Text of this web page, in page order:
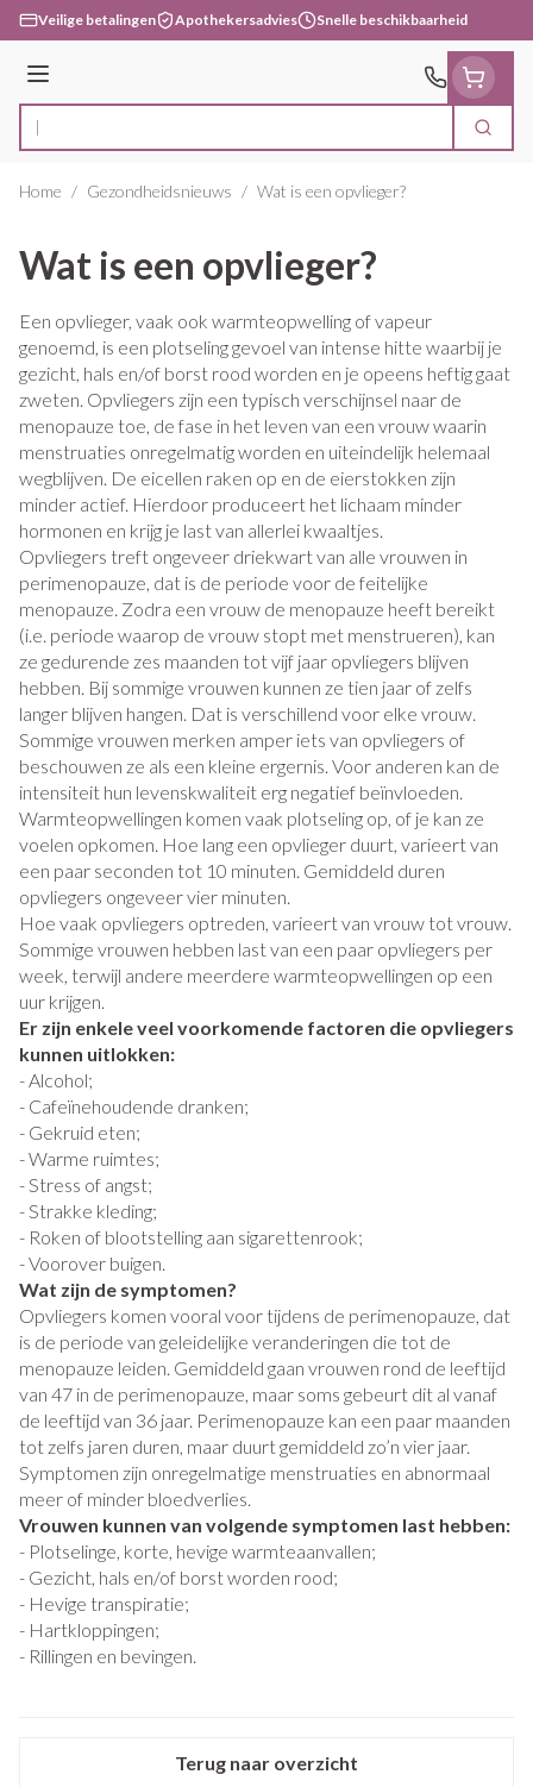
Ga naar de inhoud
Veilige betalingen Apothekersadvies Snelle beschikbaarheid
Menu
Product, merk, categorie... Zoek
Home / Gezondheidsnieuws / Wat is een opvlieger?
Wat is een opvlieger?
Een opvlieger, vaak ook warmteopwelling of vapeur
genoemd, is een plotseling gevoel van intense hitte waarbij je
gezicht, hals en/of borst rood worden en je opeens heftig gaat
zweten. Opvliegers zijn een typisch verschijnsel naar de
menopauze toe, de fase in het leven van een vrouw waarin
menstruaties onregelmatig worden en uiteindelijk helemaal
wegblijven. De eicellen raken op en de eierstokken zijn
minder actief. Hierdoor produceert het lichaam minder
hormonen en krijg je last van allerlei kwaaltjes.
Opvliegers treft ongeveer driekwart van alle vrouwen in
perimenopauze, dat is de periode voor de feitelijke
menopauze. Zodra een vrouw de menopauze heeft bereikt
(i.e. periode waarop de vrouw stopt met menstrueren), kan
ze gedurende zes maanden tot vijf jaar opvliegers blijven
hebben. Bij sommige vrouwen kunnen ze tien jaar of zelfs
langer blijven hangen. Dat is verschillend voor elke vrouw.
Sommige vrouwen merken amper iets van opvliegers of
beschouwen ze als een kleine ergernis. Voor anderen kan de
intensiteit hun levenskwaliteit erg negatief beïnvloeden.
Warmteopwellingen komen vaak plotseling op, of je kan ze
voelen opkomen. Hoe lang een opvlieger duurt, varieert van
een paar seconden tot 10 minuten. Gemiddeld duren
opvliegers ongeveer vier minuten.
Hoe vaak opvliegers optreden, varieert van vrouw tot vrouw.
Sommige vrouwen hebben last van een paar opvliegers per
week, terwijl andere meerdere warmteopwellingen op een
uur krijgen.
Er zijn enkele veel voorkomende factoren die opvliegers
kunnen uitlokken:
- Alcohol;
- Cafeïnehoudende dranken;
- Gekruid eten;
- Warme ruimtes;
- Stress of angst;
- Strakke kleding;
- Roken of blootstelling aan sigarettenrook;
- Voorover buigen.
Wat zijn de symptomen?
Opvliegers komen vooral voor tijdens de perimenopauze, dat
is de periode van geleidelijke veranderingen die tot de
menopauze leiden. Gemiddeld gaan vrouwen rond de leeftijd
van 47 in de perimenopauze, maar soms gebeurt dit al vanaf
de leeftijd van 36 jaar. Perimenopauze kan een paar maanden
tot zelfs jaren duren, maar duurt gemiddeld zo’n vier jaar.
Symptomen zijn onregelmatige menstruaties en abnormaal
meer of minder bloedverlies.
Vrouwen kunnen van volgende symptomen last hebben:
- Plotselinge, korte, hevige warmteaanvallen;
- Gezicht, hals en/of borst worden rood;
- Hevige transpiratie;
- Hartkloppingen;
- Rillingen en bevingen.
Terug naar overzicht